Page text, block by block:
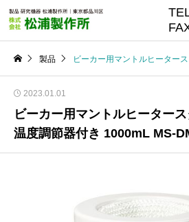
製品 ビーカー用マントルヒーター
2023.01.01
ビーカー用マントルヒーター
温度調節器付き 1000mL MS-